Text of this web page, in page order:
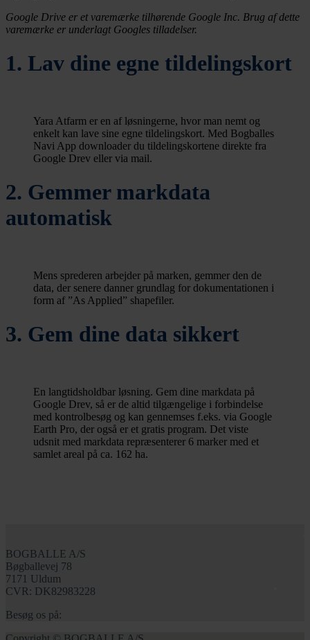
Google Drive er et varemærke tilhørende Google Inc. Brug af dette
varemærke er underlagt Googles tilladelser.
1. Lav dine egne tildelingskort
Yara Atfarm er en af løsningerne, hvor man nemt og
enkelt kan lave sine egne tildelingskort. Med Bogballes
Navi App downloader du tildelingskortene direkte fra
Google Drev eller via mail.
2. Gemmer markdata
automatisk
Mens sprederen arbejder på marken, gemmer den de
data, der senere danner grundlag for dokumentationen i
form af ”As Applied” shapefiler.
3. Gem dine data sikkert
En langtidsholdbar løsning. Gem dine markdata på
Google Drev, så er de altid tilgængelige i forbindelse
med kontrolbesøg og kan gennemses f.eks. via Google
Earth Pro, der også er et gratis program. Det viste
udsnit med markdata repræsenterer 6 marker med et
samlet areal på ca. 162 ha.
BOGBALLE A/S
Bøgballevej 78
7171 Uldum
CVR: DK82983228
Besøg os på: